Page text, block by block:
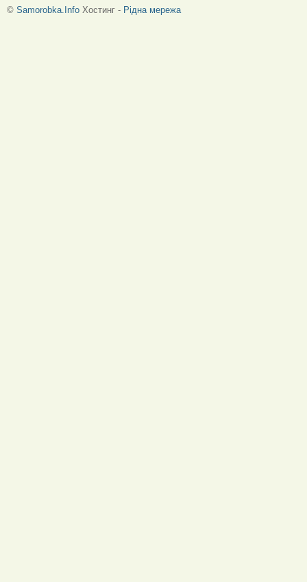
© Samorobka.Info Хостинг - Рідна мережа